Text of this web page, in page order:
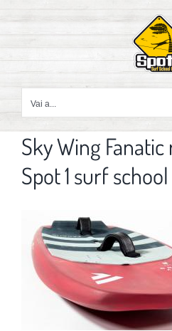
contenuto
Vai a...
Sky Wing
Spot 1 surf